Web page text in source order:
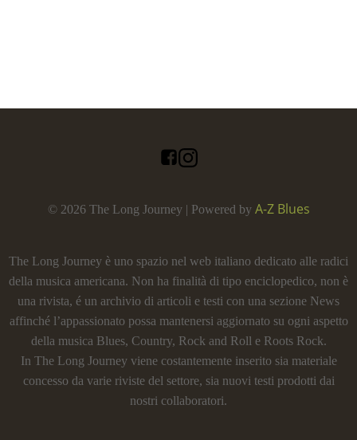
© 2026 The Long Journey | Powered by A-Z Blues
The Long Journey è uno spazio nel web italiano dedicato alle radici
della musica americana. Non ha finalità di tipo enciclopedico, non è
una rivista, é un archivio di articoli e testi con una sezione News
affinché l’appassionato possa mantenersi aggiornato su ogni aspetto
della musica Blues, Country, Rock and Roll e Roots Rock.
In The Long Journey viene costantemente inserito sia materiale
concesso da varie riviste del settore, sia nuovi testi prodotti dai
nostri collaboratori.